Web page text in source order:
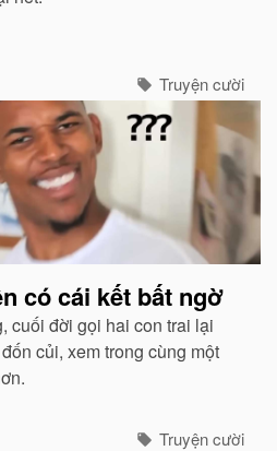
Truyện cười
có cái kết bất ngờ
cuối đời gọi hai con trai lại
củi, xem trong cùng một
Truyện cười